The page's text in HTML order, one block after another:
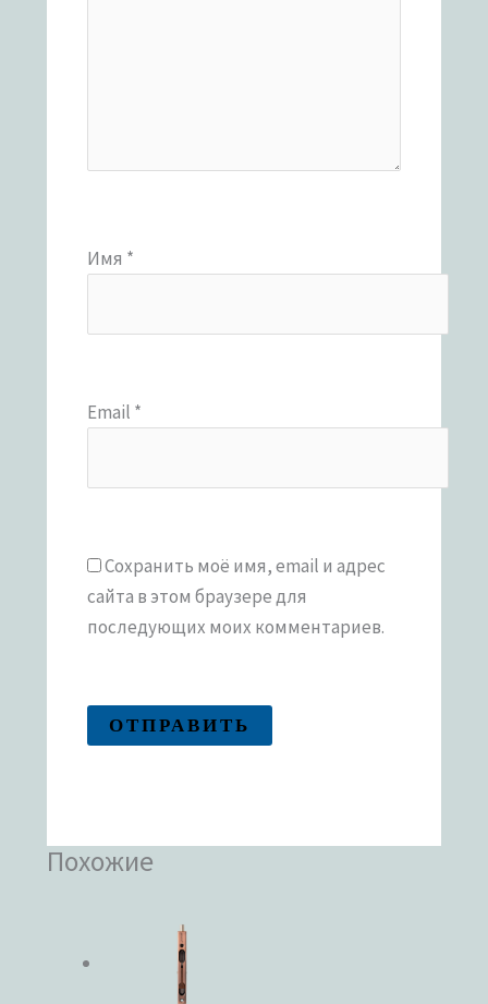
Имя *
Email *
Сохранить моё имя, email и адрес
сайта в этом браузере для
последующих моих комментариев.
Похожие